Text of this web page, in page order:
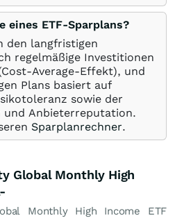
eines ETF-Sparplans?
den langfristigen
regelmäßige Investitionen
Average-Effekt), und
Plans basiert auf
sowie der
und Anbieterreputation.
Sparplanrechner.
Global Monthly High
Monthly High Income ETF